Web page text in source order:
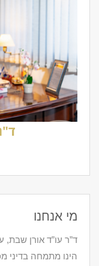
מי אנחנו
הינו מתמחה בדיני